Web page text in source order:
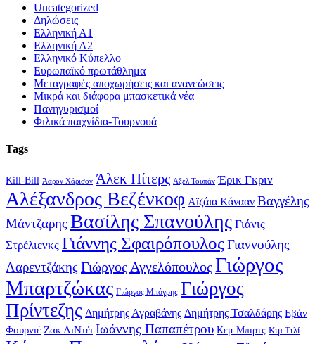
Uncategorized
Δηλώσεις
Ελληνική Α1
Ελληνική Α2
Ελληνικό Κύπελλο
Ευρωπαϊκό πρωτάθλημα
Μεταγραφές αποχωρήσεις και ανανεώσεις
Μικρά και διάφορα μπασκετικά νέα
Πανηγυρισμοί
Φιλικά παιχνίδια-Τουρνουά
Tags
Kill-Bill Άαρον Χάρισον Άλεκ Πίτερς Άξελ Τουπάν Έρικ Γκριν
Αλέξανδρος Βεζένκοφ Αϊζάια Κάνααν Βαγγέλης
Μάντζαρης Βασίλης Σπανούλης Γιάνις
Στρέλιενκς Γιάννης ΣφαιρόπουλοςΓιαννούλης
Λαρεντζάκης Γιώργος ΑγγελόπουλοςΓιώργος
Μπαρτζώκας Γιώργος Μπόγρης Γιώργος
Πρίντεζης Δημήτρης Αγραβάνης Δημήτρης Τσαλδάρης Εβάν
Φουρνιέ Ζακ ΛιΝτέι Ιωάννης Παπαπέτρου Κεμ Μπιρτς Κιμ Τιλί